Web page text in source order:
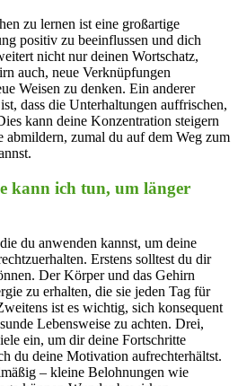
zu lernen ist eine großartige
positiv zu beeinflussen und dich
nicht nur deinen Wortschatz,
auch, neue Verknüpfungen
Weisen zu denken. Ein anderer
dass die Unterhaltungen auffrischen,
kann deine Konzentration steigern
abmildern, zumal du auf dem Weg zum
kann ich tun, um länger
du anwenden kannst, um deine
Erstens solltest du dir
Der Körper und das Gehirn
zu erhalten, die sie jeden Tag für
ist es wichtig, sich konsequent
Lebensweise zu achten. Drei,
ein, um dir deine Fortschritte
du deine Motivation aufrechterhältst.
– kleine Belohnungen wie